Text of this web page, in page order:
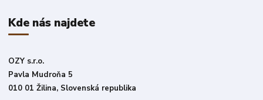
Kde nás najdete
OZY s.r.o.
Pavla Mudroňa 5
010 01 Žilina, Slovenská republika